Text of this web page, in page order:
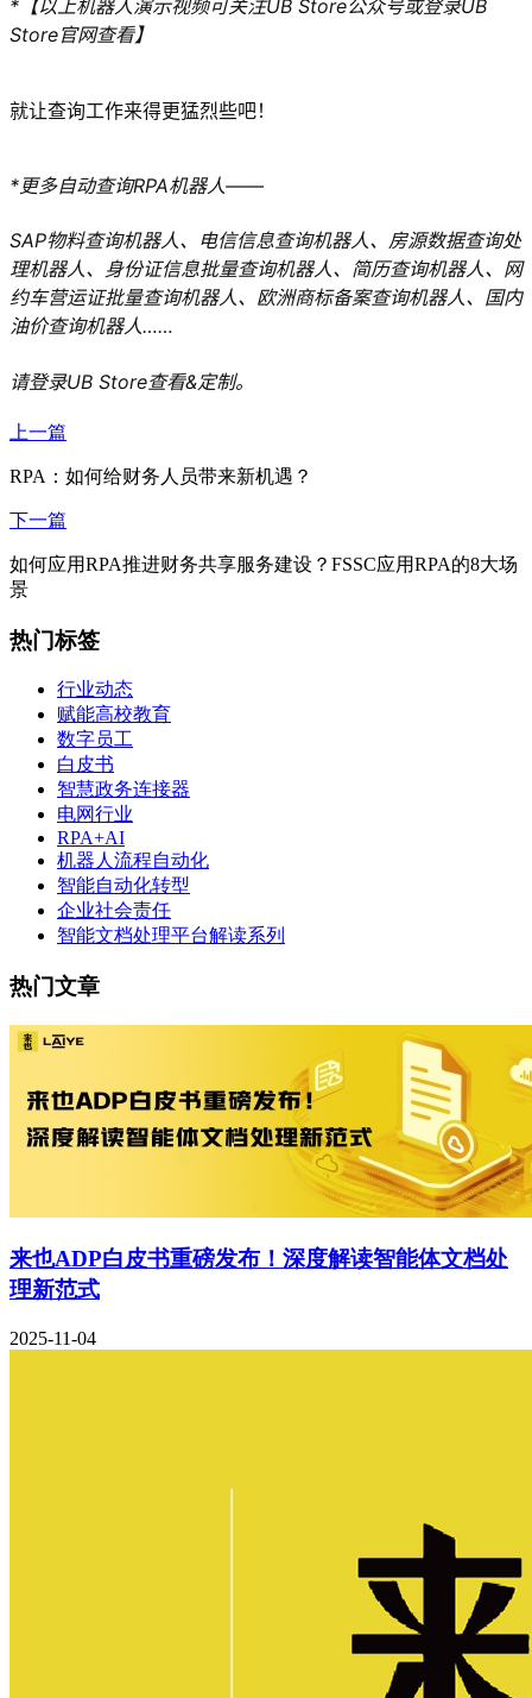
*【以上机器人演示视频可关注UB Store公众号或登录UB
Store官网查看】
就让查询工作来得更猛烈些吧！
*更多自动查询RPA机器人——
SAP物料查询机器人、电信信息查询机器人、房源数据查询处
理机器人、身份证信息批量查询机器人、简历查询机器人、网
约车营运证批量查询机器人、欧洲商标备案查询机器人、国内
油价查询机器人……
请登录UB Store查看&定制。
上一篇
RPA：如何给财务人员带来新机遇？
下一篇
如何应用RPA推进财务共享服务建设？FSSC应用RPA的8大场
景
热门标签
行业动态
赋能高校教育
数字员工
白皮书
智慧政务连接器
电网行业
RPA+AI
机器人流程自动化
智能自动化转型
企业社会责任
智能文档处理平台解读系列
热门文章
来也ADP白皮书重磅发布！深度解读智能体文档处
理新范式
2025-11-04